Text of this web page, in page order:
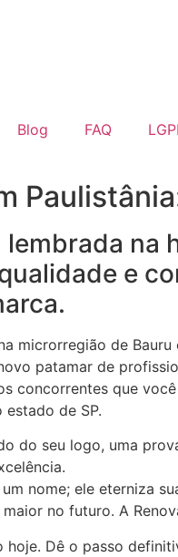
Blog FAQ
na
e
microrregião de
patamar de
concorrentes que
de SP.
do seu logo, uma
nome; ele eterniza
no futuro. A
Dê o passo